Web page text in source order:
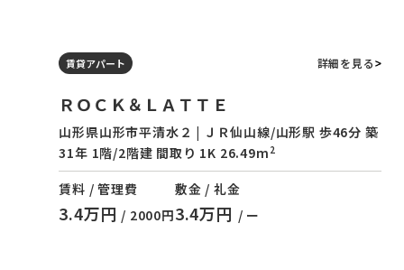
賃貸アパート 詳細を見る
ＲＯＣＫ＆ＬＡＴＴＥ
山形県山形市平清水２ | ＪＲ仙山線/山形駅 歩46分 築
31年 1階/2階建 間取り 1K 26.49m 2
賃料 / 管理費
3.4万円 / 2000円
敷金 / 礼金
3.4万円 / ー